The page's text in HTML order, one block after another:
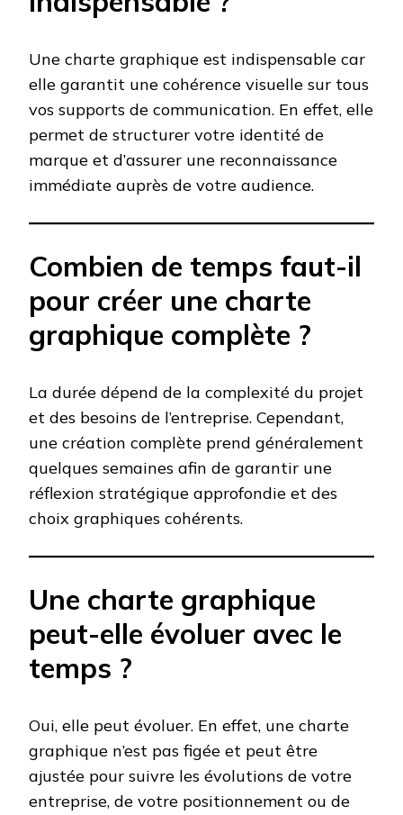
Une charte graphique est indispensable car
elle garantit une cohérence visuelle sur tous
vos supports de communication. En effet, elle
permet de structurer votre identité de
marque et d’assurer une reconnaissance
immédiate auprès de votre audience.
Combien de temps faut-il
pour créer une charte
graphique complète ?
La durée dépend de la complexité du projet
et des besoins de l’entreprise. Cependant,
une création complète prend généralement
quelques semaines afin de garantir une
réflexion stratégique approfondie et des
choix graphiques cohérents.
Une charte graphique
peut-elle évoluer avec le
temps ?
Oui, elle peut évoluer. En effet, une charte
graphique n’est pas figée et peut être
ajustée pour suivre les évolutions de votre
entreprise, de votre positionnement ou de